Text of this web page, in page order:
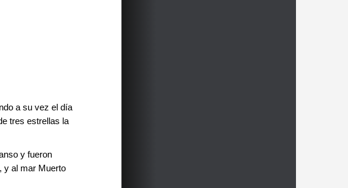
a su vez el día
tres estrellas la
y fueron
y al mar Muerto